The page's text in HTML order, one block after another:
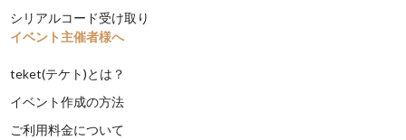
シリアルコード受け取り
イベント主催者様へ
teket(テケト)とは？
イベント作成の方法
ご利用料金について